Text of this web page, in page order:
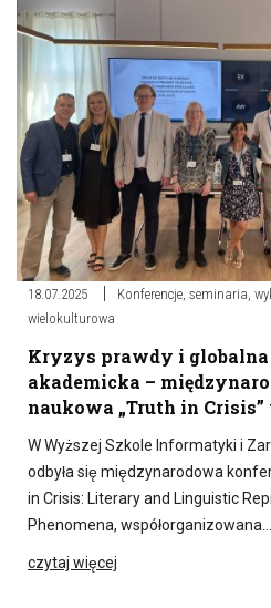
18.07.2025 Konferencje, seminaria,
wielokulturowa
Kryzys prawdy i globalna
akademicka –
naukowa „Truth in Crisis”
W Wyższej Szkole Informatyki i
odbyła się międzynarodowa
in Crisis: Literary and Linguistic
Phenomena, współorganizowana….
czytaj więcej